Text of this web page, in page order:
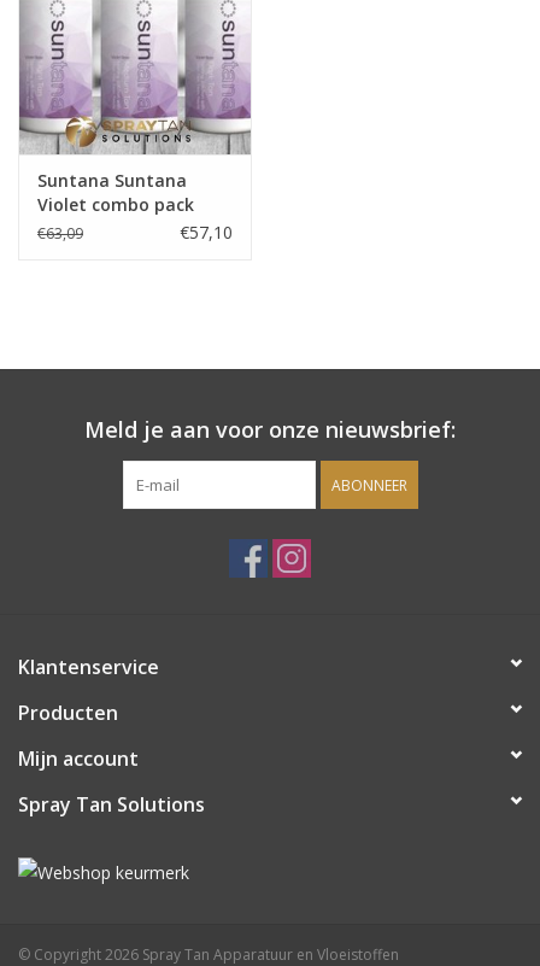
Suntana Suntana
Violet combo pack
€63,09 €57,10
Meld je aan voor onze nieuwsbrief:
ABONNEER
Klantenservice
Producten
Mijn account
Spray Tan Solutions
© Copyright 2026 Spray Tan Apparatuur en Vloeistoffen